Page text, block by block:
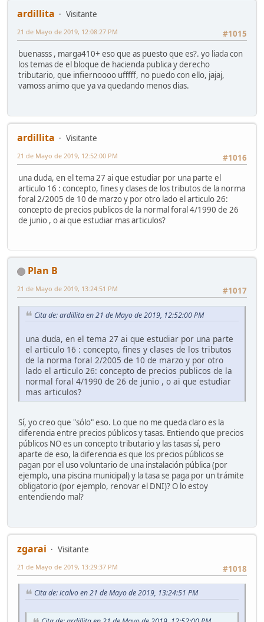
ardillita
Visitante
#1015
21 de Mayo de 2019, 12:08:27 PM
buenasss , marga410+ eso que as puesto que es?. yo liada con
los temas de el bloque de hacienda publica y derecho
tributario, que infiernoooo ufffff, no puedo con ello, jajaj,
vamoss animo que ya va quedando menos dias.
ardillita
Visitante
#1016
21 de Mayo de 2019, 12:52:00 PM
una duda, en el tema 27 ai que estudiar por una parte el
articulo 16 : concepto, fines y clases de los tributos de la norma
foral 2/2005 de 10 de marzo y por otro lado el articulo 26:
concepto de precios publicos de la normal foral 4/1990 de 26
de junio , o ai que estudiar mas articulos?
Plan B
#1017
21 de Mayo de 2019, 13:24:51 PM
Cita de: ardillita en 21 de Mayo de 2019, 12:52:00 PM
una duda, en el tema 27 ai que estudiar por una parte
el articulo 16 : concepto, fines y clases de los tributos
de la norma foral 2/2005 de 10 de marzo y por otro
lado el articulo 26: concepto de precios publicos de la
normal foral 4/1990 de 26 de junio , o ai que estudiar
mas articulos?
Sí, yo creo que "sólo" eso. Lo que no me queda claro es la
diferencia entre precios públicos y tasas. Entiendo que precios
públicos NO es un concepto tributario y las tasas sí, pero
aparte de eso, la diferencia es que los precios públicos se
pagan por el uso voluntario de una instalación pública (por
ejemplo, una piscina municipal) y la tasa se paga por un trámite
obligatorio (por ejemplo, renovar el DNI)? O lo estoy
entendiendo mal?
zgarai
Visitante
#1018
21 de Mayo de 2019, 13:29:37 PM
Cita de: icalvo en 21 de Mayo de 2019, 13:24:51 PM